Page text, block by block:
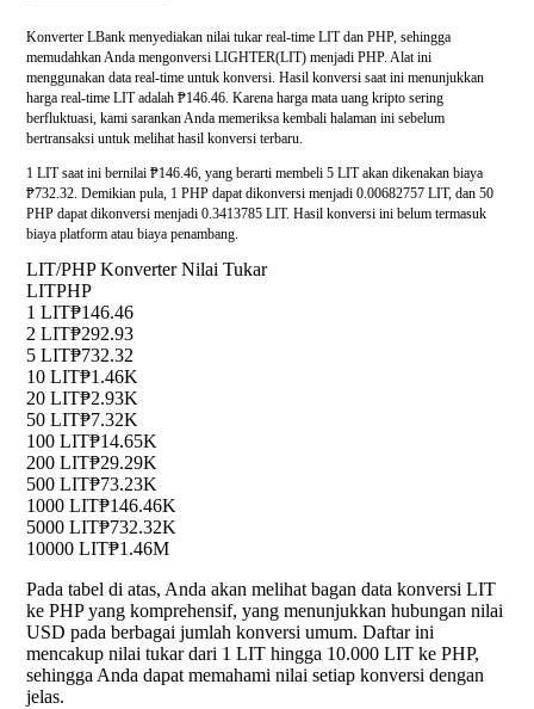
Konverter LBank menyediakan nilai tukar real-time LIT dan PHP, sehingga
memudahkan Anda mengonversi LIGHTER(LIT) menjadi PHP. Alat ini
menggunakan data real-time untuk konversi. Hasil konversi saat ini menunjukkan
harga real-time LIT adalah ₱146.46. Karena harga mata uang kripto sering
berfluktuasi, kami sarankan Anda memeriksa kembali halaman ini sebelum
bertransaksi untuk melihat hasil konversi terbaru.
1 LIT saat ini bernilai ₱146.46, yang berarti membeli 5 LIT akan dikenakan biaya
₱732.32. Demikian pula, 1 PHP dapat dikonversi menjadi 0.00682757 LIT, dan 50
PHP dapat dikonversi menjadi 0.3413785 LIT. Hasil konversi ini belum termasuk
biaya platform atau biaya penambang.
LIT/PHP Konverter Nilai Tukar
LITPHP
1 LIT₱146.46
2 LIT₱292.93
5 LIT₱732.32
10 LIT₱1.46K
20 LIT₱2.93K
50 LIT₱7.32K
100 LIT₱14.65K
200 LIT₱29.29K
500 LIT₱73.23K
1000 LIT₱146.46K
5000 LIT₱732.32K
10000 LIT₱1.46M
Pada tabel di atas, Anda akan melihat bagan data konversi LIT
ke PHP yang komprehensif, yang menunjukkan hubungan nilai
USD pada berbagai jumlah konversi umum. Daftar ini
mencakup nilai tukar dari 1 LIT hingga 10.000 LIT ke PHP,
sehingga Anda dapat memahami nilai setiap konversi dengan
jelas.